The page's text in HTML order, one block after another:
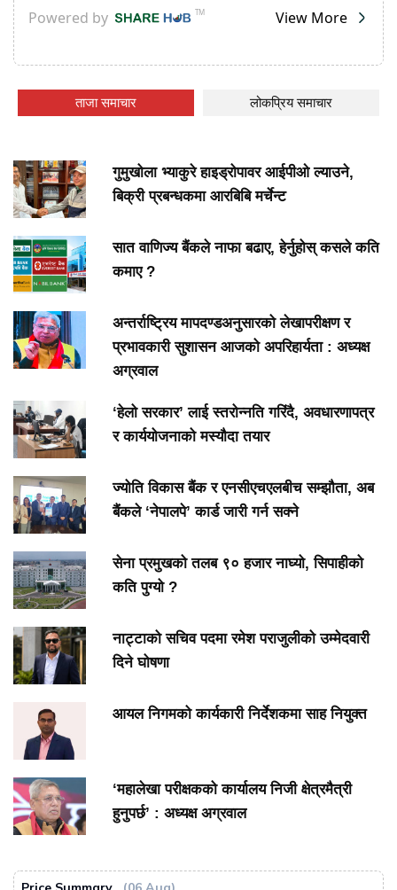
ताजा समाचार लोकप्रिय समाचार
गुमुखोला भ्याकुरे हाइड्रोपावर आईपीओ ल्याउने,
बिक्री प्रबन्धकमा आरबिबि मर्चेन्ट
सात वाणिज्य बैंकले नाफा बढाए, हेर्नुहोस् कसले कति
कमाए ?
अन्तर्राष्ट्रिय मापदण्डअनुसारको लेखापरीक्षण र
प्रभावकारी सुशासन आजको अपरिहार्यता : अध्यक्ष
अग्रवाल
‘हेलो सरकार’ लाई स्तरोन्नति गरिंदै, अवधारणापत्र
र कार्ययोजनाको मस्यौदा तयार
ज्योति विकास बैंक र एनसीएचएलबीच सम्झौता, अब
बैंकले ‘नेपालपे’ कार्ड जारी गर्न सक्ने
सेना प्रमुखको तलब ९० हजार नाघ्यो, सिपाहीको
कति पुग्यो ?
नाट्टाको सचिव पदमा रमेश पराजुलीको उम्मेदवारी
दिने घोषणा
आयल निगमको कार्यकारी निर्देशकमा साह नियुक्त
‘महालेखा परीक्षकको कार्यालय निजी क्षेत्रमैत्री
हुनुपर्छ’ : अध्यक्ष अग्रवाल